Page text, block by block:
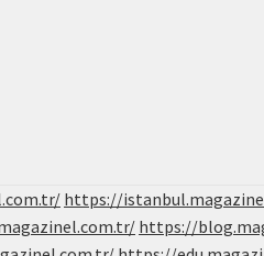
https://
https://